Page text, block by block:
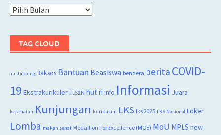
Arsip
TAG CLOUD
ausbildung Baksos Bantuan Beasiswa bendera berita COVID-
19 Ekstrakurikuler FLS2N hut ri info Informasi Juara
kesehatan Kunjungan kurikulum LKS lks 2025 LKS Nasional Loker
Lomba makan sehat Medallion For Excellence (MOE) MoU MPLS new